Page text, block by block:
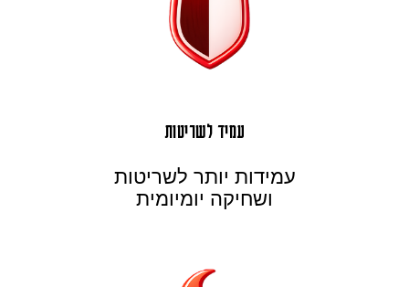
עמיד לשריטות
עמידות יותר לשריטות
ושחיקה יומיומית